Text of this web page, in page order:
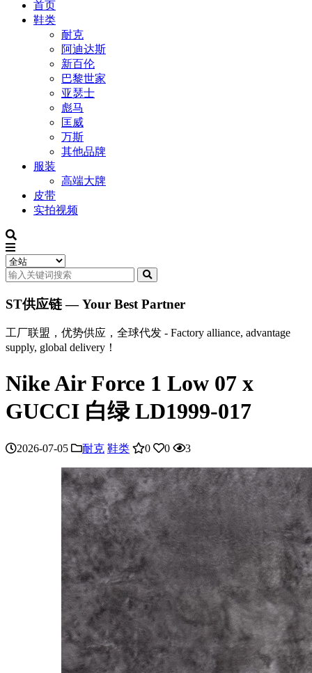
首页
鞋类
耐克
阿迪达斯
新百伦
巴黎世家
亚瑟士
彪马
匡威
万斯
其他品牌
服装
高端大牌
皮带
实拍视频
ST供应链 — Your Best Partner
工厂联盟，优势供应，全球代发 - Factory alliance, advantage
supply, global delivery！
Nike Air Force 1 Low 07 x
GUCCI 白绿 LD1999-017
2026-07-05 耐克 鞋类 0 0 3